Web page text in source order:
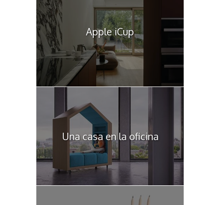
Apple iCup
Una casa en la oficina